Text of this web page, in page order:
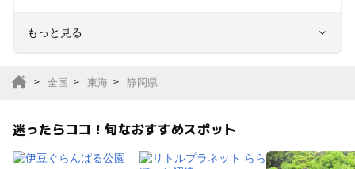
もっと見る
サファリパーク
植物園・フラワーパー
全国 東海 静岡県
迷ったらココ！旬なおすすめスポット